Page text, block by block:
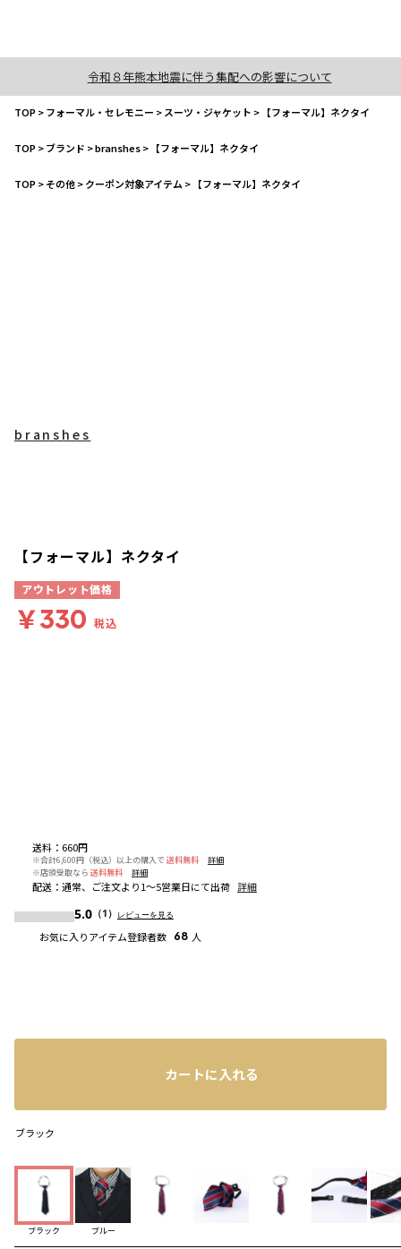
令和８年熊本地震に伴う集配への影響について
TOP>フォーマル・セレモニー >スーツ・ジャケット > 【フォーマル】ネクタイ
TOP>ブランド >branshes> 【フォーマル】ネクタイ
TOP>その他>クーポン対象アイテム > 【フォーマル】ネクタイ
ブラック
ブラック ブルー
送料 ： 660円
※合計6,600円（税込）以上の購入で 送料無料
詳細
※店頭受取なら 送料無料 詳細
配送 ： 通常、ご注文より1～5営業日にて出荷 詳細
5.0 （1） レビューを見る
お気に入りアイテム登録者数 68 人
branshes
【フォーマル】ネクタイ
アウトレット価格
￥330 税込
カートに入れる